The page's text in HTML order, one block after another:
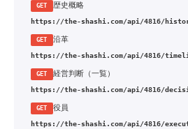
GET 歴史概略
https://the-shashi.com/api/4816/
GET 沿革
https://the-shashi.com/api/4816/
GET 経営判断（一覧）
https://the-shashi.com/api/4816/
GET 役員
https://the-shashi.com/api/4816/